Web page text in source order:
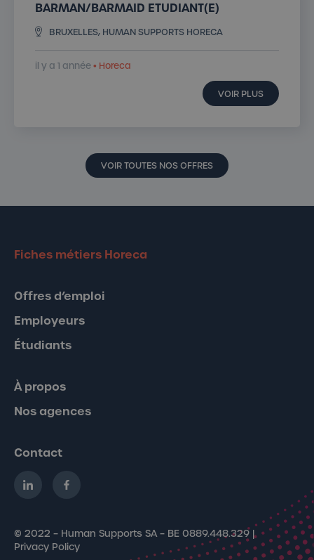
BARMAN/BARMAID ETUDIANT(E)
BRUXELLES, HUMAN SUPPORTS HORECA
il y a 1 année• Horeca
VOIR PLUS
VOIR TOUTES NOS OFFRES
Fiches métiers Horeca
Offres d’emploi
Employeurs
Étudiants
À propos
Nos agences
Contact
© 2022 – Human Supports SA – BE 0889.448.329 |
Privacy Policy